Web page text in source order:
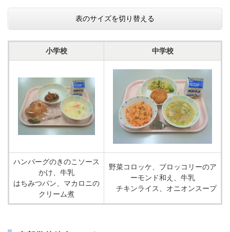
表のサイズを切り替える
小学校 中学校
ハンバーグのきのこソース
かけ、牛乳
はちみつパン、マカロニの
クリーム煮
野菜コロッケ、ブロッコリーのア
ーモンド和え、牛乳
チキンライス、オニオンスープ